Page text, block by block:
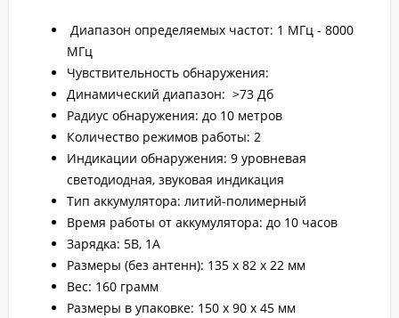
Диапазон определяемых частот: 1 МГц - 8000
МГц
Чувствительность обнаружения:
Динамический диапазон: >73 Дб
Радиус обнаружения: до 10 метров
Количество режимов работы: 2
Индикации обнаружения: 9 уровневая
светодиодная, звуковая индикация
Тип аккумулятора: литий-полимерный
Время работы от аккумулятора: до 10 часов
Зарядка: 5В, 1А
Размеры (без антенн): 135 х 82 х 22 мм
Вес: 160 грамм
Размеры в упаковке: 150 х 90 х 45 мм